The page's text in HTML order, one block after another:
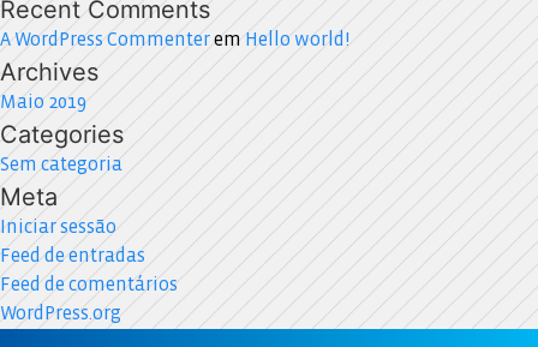
Recent Comments
A WordPress Commenterem Hello world!
Archives
Maio 2019
Categories
Sem categoria
Meta
Iniciar sessão
Feed de entradas
Feed de comentários
WordPress.org